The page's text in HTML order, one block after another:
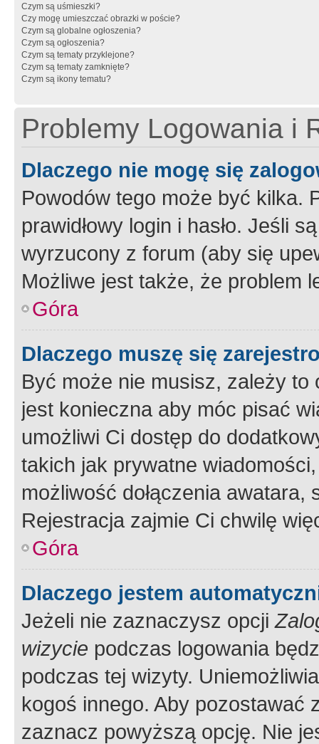
Czym są uśmieszki?
Czy mogę umieszczać obrazki w poście?
Czym są globalne ogłoszenia?
Czym są ogłoszenia?
Czym są tematy przyklejone?
Czym są tematy zamknięte?
Czym są ikony tematu?
Problemy Logowania i
Dlaczego nie mogę się
Powodów tego może być kilka.
prawidłowy login i hasło. Jeśli
wyrzucony z forum (aby się
Możliwe jest także, że problem
Góra
Dlaczego muszę się
Być może nie musisz, zależy
jest konieczna aby móc pisać
umożliwi Ci dostęp do
takich jak prywatne
możliwość dołączenia
Rejestracja zajmie Ci chwilę
Góra
Dlaczego jestem
Jeżeli nie zaznaczysz opcji
wizycie podczas logowania
podczas tej wizyty.
kogoś innego. Aby pozostawać
zaznacz powyższą opcję. Nie